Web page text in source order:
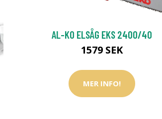
AL-KO ELSÅG EKS 2400/40
1579 SEK
MER INFO!